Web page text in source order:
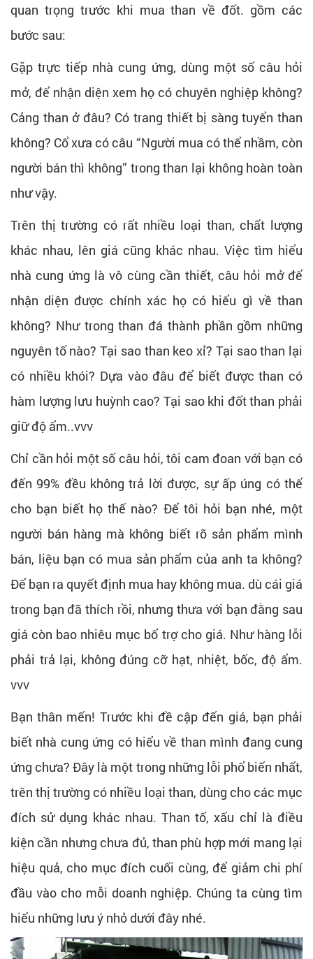
quan trọng trước khi mua than về đốt. gồm các
bước sau:
Gặp trực tiếp nhà cung ứng, dùng một số câu hỏi
mở, để nhận diện xem họ có chuyên nghiệp không?
Cảng than ở đâu? Có trang thiết bị sàng tuyển than
không? Cổ xưa có câu “Người mua có thể nhầm, còn
người bán thì không” trong than lại không hoàn toàn
như vậy.
Trên thị trường có rất nhiều loại than, chất lượng
khác nhau, lên giá cũng khác nhau. Việc tìm hiểu
nhà cung ứng là vô cùng cần thiết, câu hỏi mở để
nhận diện được chính xác họ có hiểu gì về than
không? Như trong than đá thành phần gồm những
nguyên tố nào? Tại sao than keo xỉ? Tại sao than lại
có nhiều khói? Dựa vào đâu để biết được than có
hàm lượng lưu huỳnh cao? Tại sao khi đốt than phải
giữ độ ẩm..vvv
Chỉ cần hỏi một số câu hỏi, tôi cam đoan với bạn có
đến 99% đều không trả lời được, sự ấp úng có thể
cho bạn biết họ thế nào? Để tôi hỏi bạn nhé, một
người bán hàng mà không biết rõ sản phẩm mình
bán, liệu bạn có mua sản phẩm của anh ta không?
Để bạn ra quyết định mua hay không mua. dù cái giá
trong bạn đã thích rồi, nhưng thưa với bạn đằng sau
giá còn bao nhiêu mục bổ trợ cho giá. Như hàng lỗi
phải trả lại, không đúng cỡ hạt, nhiệt, bốc, độ ẩm.
vvv
Bạn thân mến! Trước khi đề cập đến giá, bạn phải
biết nhà cung ứng có hiểu về than mình đang cung
ứng chưa? Đây là một trong những lỗi phổ biến nhất,
trên thị trường có nhiều loại than, dùng cho các mục
đích sử dụng khác nhau. Than tố, xấu chỉ là điều
kiện cần nhưng chưa đủ, than phù hợp mới mang lại
hiệu quả, cho mục đích cuối cùng, để giảm chi phí
đầu vào cho mỗi doanh nghiệp. Chúng ta cùng tìm
hiểu những lưu ý nhỏ dưới đây nhé.